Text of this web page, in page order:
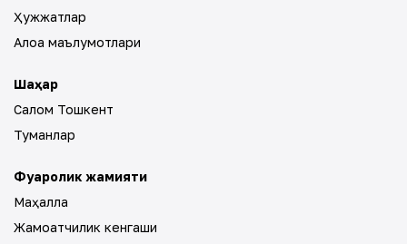
Ҳужжатлар
Алоқа маълумотлари
Шаҳар
Салом Тошкент
Туманлар
Фуқаролик жамияти
Маҳалла
Жамоатчилик кенгаши